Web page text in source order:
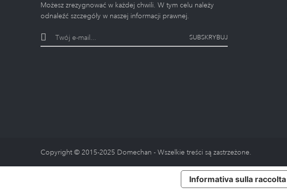
Możesz zrezygnować w każdej chwili. W tym celu należy
odnaleźć szczegóły w naszej informacji prawnej.
SUBSKRYBUJ
Copyright © 2015-2025 Domechan - Wszelkie treści są zastrzeżone.
Informativa sulla raccolta